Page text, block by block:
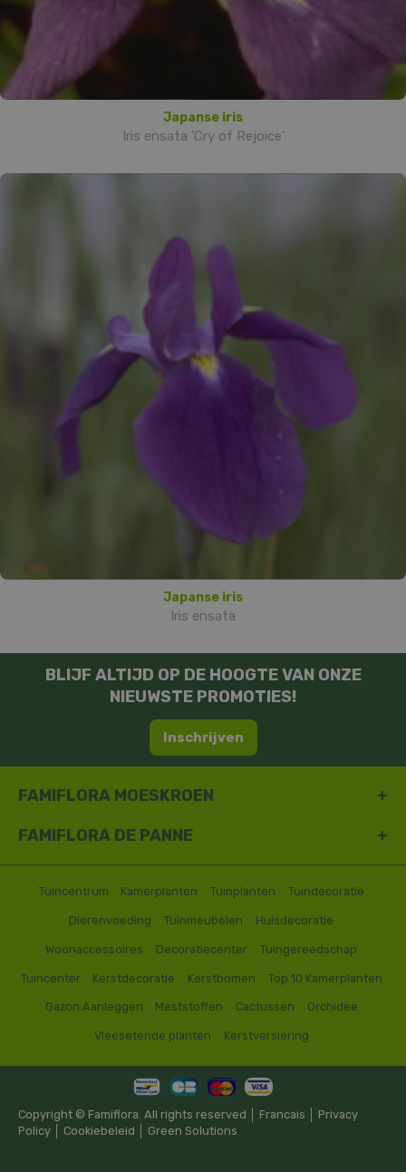
Japanse iris
Iris ensata 'Cry of Rejoice'
Japanse iris
Iris ensata
BLIJF ALTIJD OP DE HOOGTE VAN ONZE
NIEUWSTE PROMOTIES!
Inschrijven
FAMIFLORA MOESKROEN
FAMIFLORA DE PANNE
Tuincentrum Kamerplanten Tuinplanten Tuindecoratie
Dierenvoeding Tuinmeubelen Huisdecoratie
Woonaccessoires Decoratiecenter Tuingereedschap
Tuincenter Kerstdecoratie Kerstbomen Top 10 Kamerplanten
Gazon Aanleggen Meststoffen Cactussen Orchidee
Vleesetende planten Kerstversiering
Copyright © Famiflora. All rights reserved │ Francais
Privacy
Policy
Cookiebeleid Green Solutions